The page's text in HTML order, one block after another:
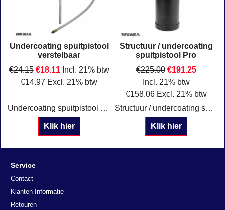
Undercoating spuitpistool
verstelbaar
€24.15 €18.11 Incl. 21% btw
€14.97 Excl. 21% btw
Undercoating spuitpistool verstelbaarMet ML slang Verstelbaar
Klik hier
Structuur / undercoating
spuitpistool Pro
€225.00 €191.25
Incl. 21% btw
€158.06 Excl. 21% btw
Structuur / undercoating spuitpistool Pro Onderhoudsvrij Werkdruk: 2 - 4 bar Inhoud: 1 Liter
Klik hier
Service
Contact
Klanten Informatie
Retouren